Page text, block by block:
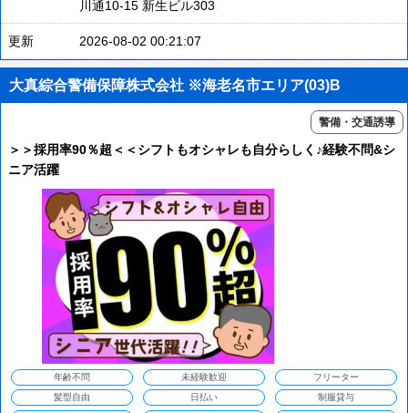
川通10-15 新生ビル303
更新 2026-08-02 00:21:07
大真綜合警備保障株式会社 ※海老名市エリア(03)B
警備・交通誘導
＞＞採用率90％超＜＜シフトもオシャレも自分らしく♪経験不問&シ
ニア活躍
年齢不問 未経験歓迎 フリーター
髪型自由 日払い 制服貸与